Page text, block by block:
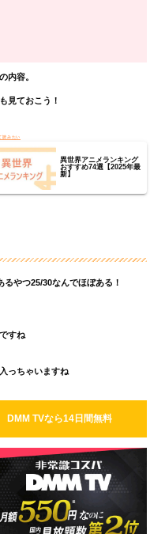
内容。
見ておこう！
異世界アニメランキング
おすすめ74選【2025年最
新】
るやつ25/30なんでほぼある！
すね
っちゃいますね
DMM TVなら14日間無料